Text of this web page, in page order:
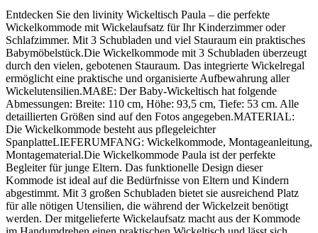
Entdecken Sie den livinity Wickeltisch Paula – die perfekte
Wickelkommode mit Wickelaufsatz für Ihr Kinderzimmer oder
Schlafzimmer. Mit 3 Schubladen und viel Stauraum ein praktisches
Babymöbelstück.Die Wickelkommode mit 3 Schubladen überzeugt
durch den vielen, gebotenen Stauraum. Das integrierte Wickelregal
ermöglicht eine praktische und organisierte Aufbewahrung aller
Wickelutensilien.MAßE: Der Baby-Wickeltisch hat folgende
Abmessungen: Breite: 110 cm, Höhe: 93,5 cm, Tiefe: 53 cm. Alle
detaillierten Größen sind auf den Fotos angegeben.MATERIAL:
Die Wickelkommode besteht aus pflegeleichter
SpanplatteLIEFERUMFANG: Wickelkommode, Montageanleitung,
Montagematerial.Die Wickelkommode Paula ist der perfekte
Begleiter für junge Eltern. Das funktionelle Design dieser
Kommode ist ideal auf die Bedürfnisse von Eltern und Kindern
abgestimmt. Mit 3 großen Schubladen bietet sie ausreichend Platz
für alle nötigen Utensilien, die während der Wickelzeit benötigt
werden. Der mitgelieferte Wickelaufsatz macht aus der Kommode